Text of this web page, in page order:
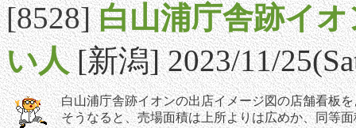
[8528]白山浦庁舎跡イ
い人 [新潟] 2023/11/
白山浦庁舎跡イオンの出店イメージ図の店舗看板
そうなると、売場面積は上所よりは広めか、同等